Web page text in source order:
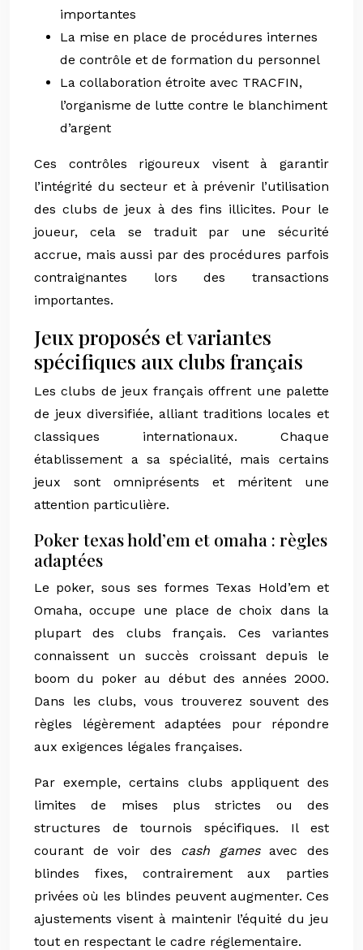
importantes
La mise en place de procédures internes
de contrôle et de formation du personnel
La collaboration étroite avec TRACFIN,
l’organisme de lutte contre le blanchiment
d’argent
Ces contrôles rigoureux visent à garantir
l’intégrité du secteur et à prévenir l’utilisation
des clubs de jeux à des fins illicites. Pour le
joueur, cela se traduit par une sécurité
accrue, mais aussi par des procédures parfois
contraignantes lors des transactions
importantes.
Jeux proposés et variantes
spécifiques aux clubs français
Les clubs de jeux français offrent une palette
de jeux diversifiée, alliant traditions locales et
classiques internationaux. Chaque
établissement a sa spécialité, mais certains
jeux sont omniprésents et méritent une
attention particulière.
Poker texas hold’em et omaha : règles
adaptées
Le poker, sous ses formes Texas Hold’em et
Omaha, occupe une place de choix dans la
plupart des clubs français. Ces variantes
connaissent un succès croissant depuis le
boom du poker au début des années 2000.
Dans les clubs, vous trouverez souvent des
règles légèrement adaptées pour répondre
aux exigences légales françaises.
Par exemple, certains clubs appliquent des
limites de mises plus strictes ou des
structures de tournois spécifiques. Il est
courant de voir des cash gamesavec des
blindes fixes, contrairement aux parties
privées où les blindes peuvent augmenter. Ces
ajustements visent à maintenir l’équité du jeu
tout en respectant le cadre réglementaire.